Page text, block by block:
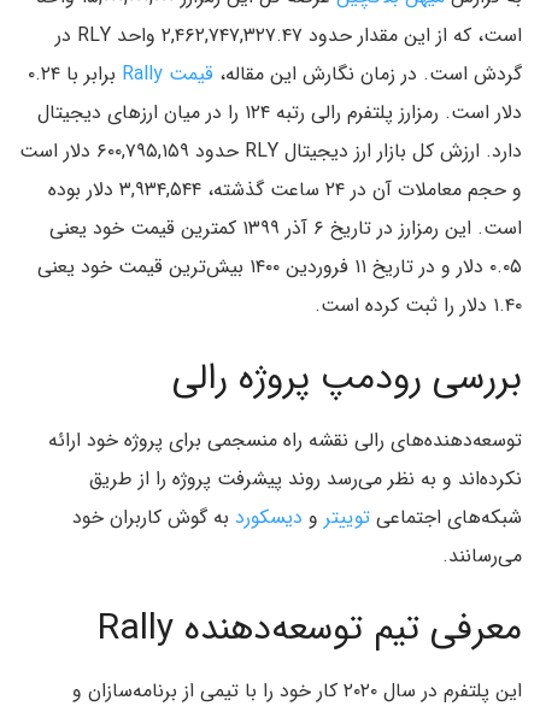
است، که از این مقدار حدود ۲,۴۶۲,۷۴۷,۳۲۷.۴۷ واحد RLY در
گردش است. در زمان نگارش این مقاله، قیمت Rally
برابر با ۰.۲۴
دلار است. رمزارز پلتفرم رالی رتبه ۱۲۴ را در میان ارزهای دیجیتال
دارد. ارزش کل بازار ارز دیجیتال RLY حدود ۶۰۰,۷۹۵,۱۵۹ دلار است
و حجم معاملات آن در ۲۴ ساعت گذشته، ۳,۹۳۴,۵۴۴ دلار بوده
است. این رمزارز در تاریخ ۶ آذر ۱۳۹۹ کمترین قیمت خود یعنی
۰.۰۵ دلار و در تاریخ ۱۱ فروردین ۱۴۰۰ بیش‌ترین قیمت خود یعنی
۱.۴۰ دلار را ثبت کرده است.
بررسی رودمپ پروژه رالی
توسعه‌دهنده‌های رالی نقشه راه منسجمی برای پروژه خود ارائه
نکرده‌اند و به نظر می‌رسد روند پیشرفت پروژه را از طریق
شبکه‌های اجتماعی توییتر و دیسکورد به گوش کاربران خود
می‌رسانند.
معرفی تیم توسعه‌دهنده Rally
این پلتفرم در سال ۲۰۲۰ کار خود را با تیمی از برنامه‌سازان و